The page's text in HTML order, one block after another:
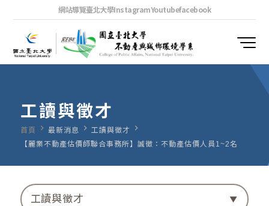
網站導覽臺北大學InstagramYoutubefacebook
工讀與徵才
首頁 navigate_next 最新消息 navigate_next 工讀與徵才 navigate_next
【麗業不動產估價師聯合事務所】誠徵：不動產估價人員1~2名
工讀與徵才